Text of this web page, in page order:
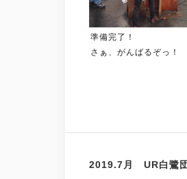
準備完了！
さぁ、がんばるぞっ！
2019.7月 UR白鷺